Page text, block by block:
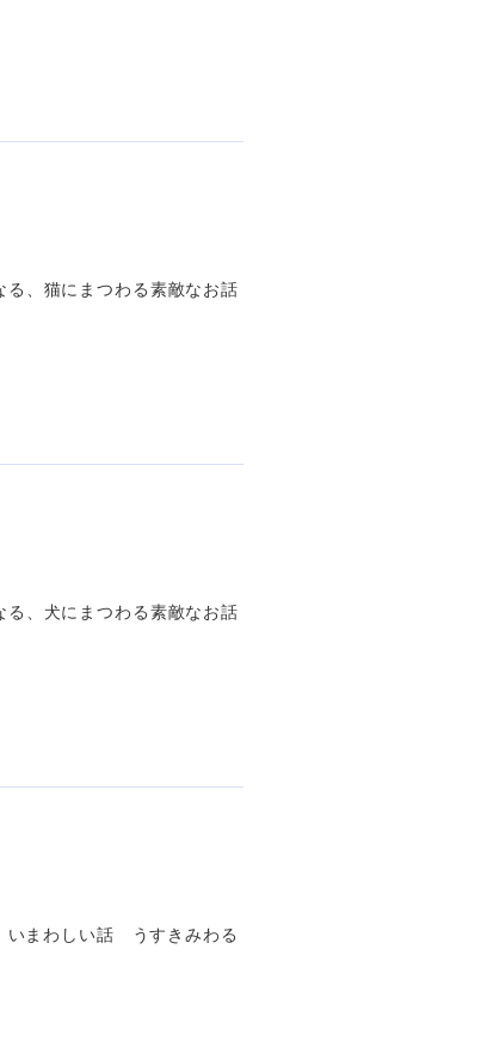
、猫にまつわる素敵なお話
、犬にまつわる素敵なお話
まわしい話 うすきみわる